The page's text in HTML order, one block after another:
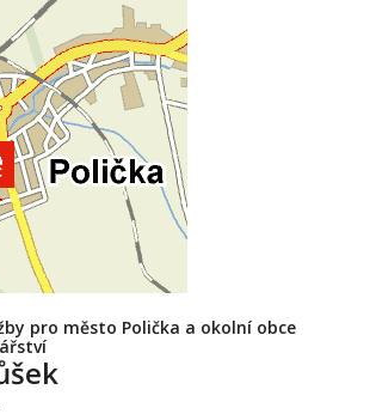
pro město Polička a okolní obce